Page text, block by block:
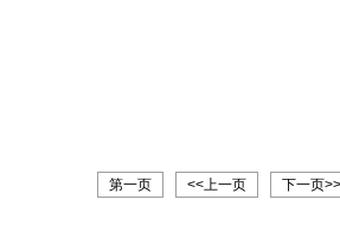
第一页 <<上一页 下一页>>